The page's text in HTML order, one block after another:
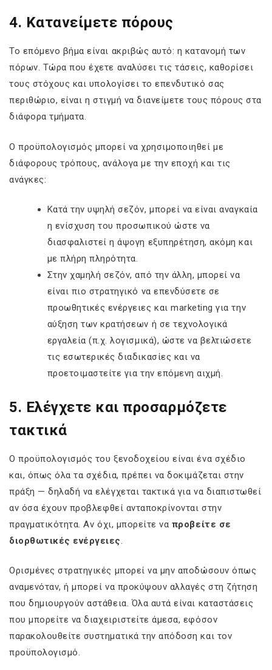
4. Κατανείμετε πόρους
Το επόμενο βήμα είναι ακριβώς αυτό: η κατανομή των
πόρων. Τώρα που έχετε αναλύσει τις τάσεις, καθορίσει
τους στόχους και υπολογίσει το επενδυτικό σας
περιθώριο, είναι η στιγμή να διανείμετε τους πόρους στα
διάφορα τμήματα.
Ο προϋπολογισμός μπορεί να χρησιμοποιηθεί με
διάφορους τρόπους, ανάλογα με την εποχή και τις
ανάγκες:
Κατά την υψηλή σεζόν, μπορεί να είναι αναγκαία
η ενίσχυση του προσωπικού ώστε να
διασφαλιστεί η άψογη εξυπηρέτηση, ακόμη και
με πλήρη πληρότητα.
Στην χαμηλή σεζόν, από την άλλη, μπορεί να
είναι πιο στρατηγικό να επενδύσετε σε
προωθητικές ενέργειες και marketing για την
αύξηση των κρατήσεων ή σε τεχνολογικά
εργαλεία (π.χ. λογισμικά), ώστε να βελτιώσετε
τις εσωτερικές διαδικασίες και να
προετοιμαστείτε για την επόμενη αιχμή.
5. Ελέγχετε και προσαρμόζετε
τακτικά
Ο προϋπολογισμός του ξενοδοχείου είναι ένα σχέδιο
και, όπως όλα τα σχέδια, πρέπει να δοκιμάζεται στην
πράξη — δηλαδή να ελέγχεται τακτικά για να διαπιστωθεί
αν όσα έχουν προβλεφθεί ανταποκρίνονται στην
πραγματικότητα. Αν όχι, μπορείτε να προβείτε σε
διορθωτικές ενέργειες
Ορισμένες στρατηγικές μπορεί να μην αποδώσουν όπως
αναμενόταν, ή μπορεί να προκύψουν αλλαγές στη ζήτηση
που δημιουργούν αστάθεια. Όλα αυτά είναι καταστάσεις
που μπορείτε να διαχειριστείτε άμεσα, εφόσον
παρακολουθείτε συστηματικά την απόδοση και τον
προϋπολογισμό.